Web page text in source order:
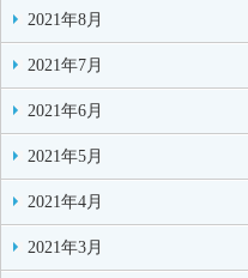
2021年8月
2021年7月
2021年6月
2021年5月
2021年4月
2021年3月